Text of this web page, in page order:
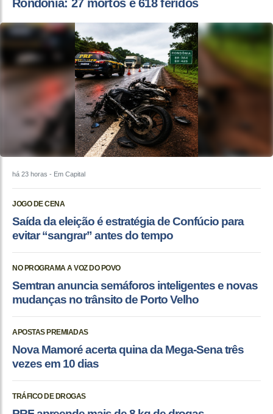
Rondônia: 27 mortos e 618 feridos
há 23 horas - Em Capital
JOGO DE CENA
Saída da eleição é estratégia de Confúcio para
evitar “sangrar” antes do tempo
NO PROGRAMA A VOZ DO POVO
Semtran anuncia semáforos inteligentes e novas
mudanças no trânsito de Porto Velho
APOSTAS PREMIADAS
Nova Mamoré acerta quina da Mega-Sena três
vezes em 10 dias
TRÁFICO DE DROGAS